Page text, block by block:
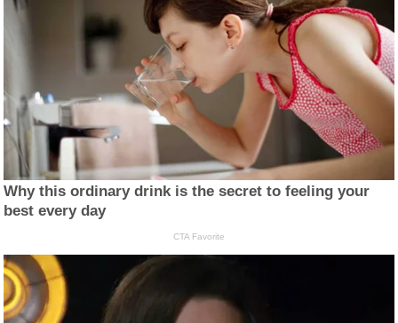
Why this ordinary drink is the secret to feeling your
best every day
CTA Favorite